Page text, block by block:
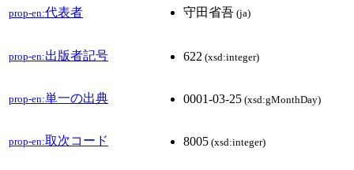
prop-en:代表者 守田省吾 (ja)
prop-en:出版者記号 622 (xsd:integer)
prop-en:単一の出典 0001-03-25 (xsd:gMonthDay)
prop-en:取次コード 8005 (xsd:integer)